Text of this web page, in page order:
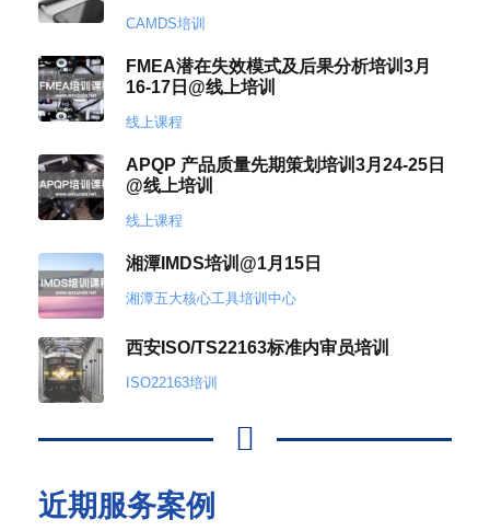
CAMDS培训
FMEA潜在失效模式及后果分析培训3月
16-17日@线上培训
线上课程
APQP 产品质量先期策划培训3月24-25日
@线上培训
线上课程
湘潭IMDS培训@1月15日
湘潭五大核心工具培训中心
西安ISO/TS22163标准内审员培训
ISO22163培训
近期服务案例